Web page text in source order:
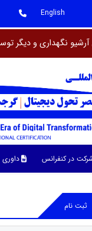
English
نگهداری و دیگر ت
در کنفرانس داوری
ثبت نام